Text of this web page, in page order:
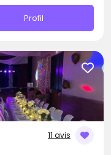
Profil
11 avis